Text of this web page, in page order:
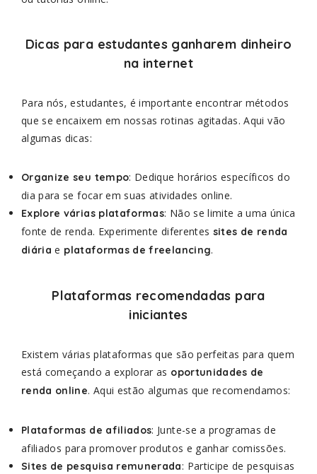
Dicas para estudantes ganharem dinheiro
na internet
Para nós, estudantes, é importante encontrar métodos
que se encaixem em nossas rotinas agitadas. Aqui vão
algumas dicas:
Organize seu tempo: Dedique horários específicos do
dia para se focar em suas atividades online.
Explore várias plataformas: Não se limite a uma única
fonte de renda. Experimente diferentes sites de renda
diária e plataformas de freelancing.
Plataformas recomendadas para
iniciantes
Existem várias plataformas que são perfeitas para quem
está começando a explorar as oportunidades de
renda online. Aqui estão algumas que recomendamos:
Plataformas de afiliados: Junte-se a programas de
afiliados para promover produtos e ganhar comissões.
Sites de pesquisa remunerada: Participe de pesquisas